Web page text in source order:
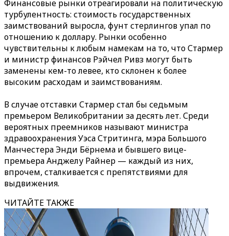
Финансовые рынки отреагировали на политическую
турбулентность: стоимость государственных
заимствований выросла, фунт стерлингов упал по
отношению к доллару. Рынки особенно
чувствительны к любым намекам на то, что Стармер
и министр финансов Рэйчел Ривз могут быть
заменены кем-то левее, кто склонен к более
высоким расходам и заимствованиям.
В случае отставки Стармер стал бы седьмым
премьером Великобритании за десять лет. Среди
вероятных преемников называют министра
здравоохранения Уэса Стритинга, мэра Большого
Манчестера Энди Бёрнема и бывшего вице-
премьера Анджелу Райнер — каждый из них,
впрочем, сталкивается с препятствиями для
выдвижения.
ЧИТАЙТЕ ТАКЖЕ